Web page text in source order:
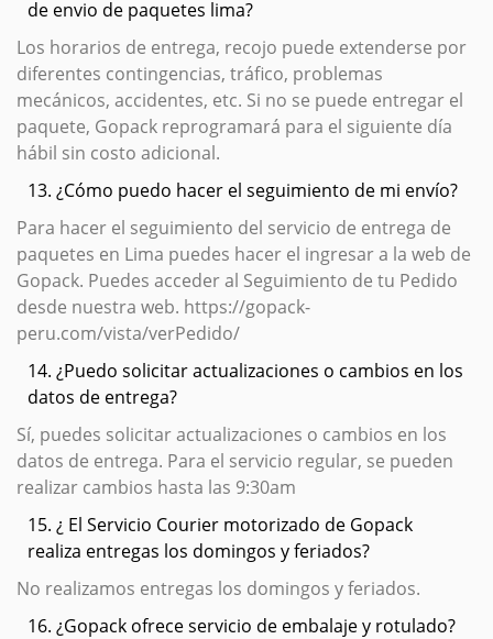
de envio de paquetes lima?
Los horarios de entrega, recojo puede extenderse por
diferentes contingencias, tráfico, problemas
mecánicos, accidentes, etc. Si no se puede entregar el
paquete, Gopack reprogramará para el siguiente día
hábil sin costo adicional.
13. ¿Cómo puedo hacer el seguimiento de mi envío?
Para hacer el seguimiento del servicio de entrega de
paquetes en Lima puedes hacer el ingresar a la web de
Gopack. Puedes acceder al Seguimiento de tu Pedido
desde nuestra web. https://gopack-
peru.com/vista/verPedido/
14. ¿Puedo solicitar actualizaciones o cambios en los
datos de entrega?
Sí, puedes solicitar actualizaciones o cambios en los
datos de entrega. Para el servicio regular, se pueden
realizar cambios hasta las 9:30am
15. ¿ El Servicio Courier motorizado de Gopack
realiza entregas los domingos y feriados?
No realizamos entregas los domingos y feriados.
16. ¿Gopack ofrece servicio de embalaje y rotulado?